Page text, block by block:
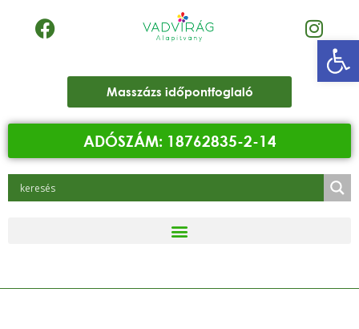
Masszázs időpontfoglaló
ADÓSZÁM: 18762835-2-14